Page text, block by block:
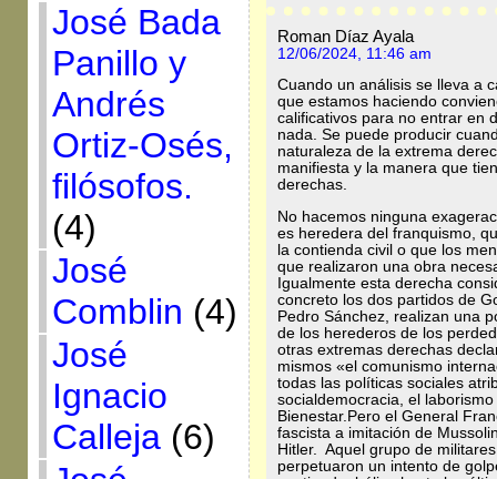
José Bada
Panillo y
Andrés
Ortiz-Osés,
filósofos.
(4)
José
Comblin (4)
José
Ignacio
Calleja(6)
Roman Díaz Ayala
12/06/2024, 11:46 am
Cuando un análisis se lleva a
que estamos haciendo
calificativos para no entrar en
nada. Se puede producir
naturaleza de la extrema
manifiesta y la manera que
derechas.
No hacemos ninguna
es heredera del franquismo,
la contienda civil o que los
que realizaron una obra
Igualmente esta derecha
concreto los dos partidos de
Pedro Sánchez, realizan una
de los herederos de los
otras extremas derechas
mismos «el comunismo
todas las políticas sociales
socialdemocracia, el
Bienestar.Pero el General
fascista a imitación de
Hitler. Aquel grupo de
perpetuaron un intento de